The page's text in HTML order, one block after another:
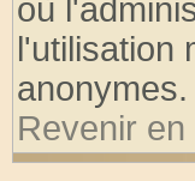
où
l'utilisation
anonymes.
Revenir en